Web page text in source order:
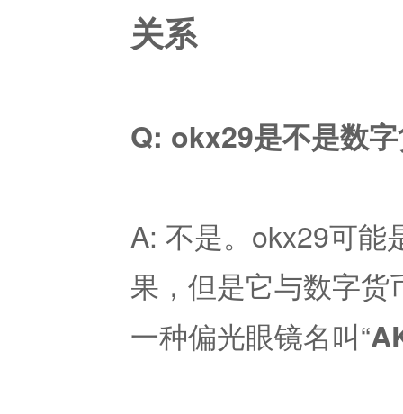
关系
Q: okx29是不是数
A: 不是。okx29可能
果，但是它与数字货
一种偏光眼镜名叫“